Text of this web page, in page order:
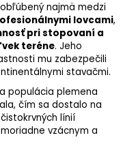
najmä medzi
lovcami,
pri stopovaní a
teréne. Jeho
mu zabezpečili
stavačmi.
populácia plemena
čím sa dostalo na
línií
vzácnym a